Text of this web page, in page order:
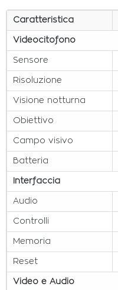
Caratteristica
Videocitofono
Sensore
Risoluzione
Visione notturna
Obiettivo
Campo visivo
Batteria
Interfaccia
Audio
Controlli
Memoria
Reset
Video e Audio